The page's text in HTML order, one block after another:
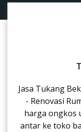
Jasa Tukang
- Renovasi
harga ongkos
antar ke toko